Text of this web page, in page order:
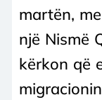
martën,
një Nismë
kërkon që